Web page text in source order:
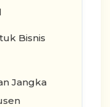
Bisnis
Jangka